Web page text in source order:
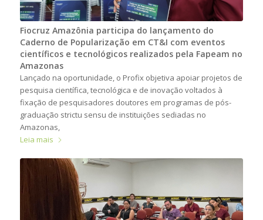
Fiocruz Amazônia participa do lançamento do
Caderno de Popularização em CT&I com eventos
científicos e tecnológicos realizados pela Fapeam no
Amazonas
Lançado na oportunidade, o Profix objetiva apoiar projetos de
pesquisa científica, tecnológica e de inovação voltados à
fixação de pesquisadores doutores em programas de pós-
graduação strictu sensu de instituições sediadas no
Amazonas,
Leia mais